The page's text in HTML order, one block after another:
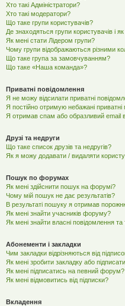
Хто такі Адміністратори?
Хто такі модератори?
Що таке групи користувачів?
Де знаходяться групи користувачів і
Як мені стати Лідером групи?
Чому групи відображаються різними
Що таке група за замовчуванням?
Що таке «Наша команда»?
Приватні повідомлення
Я не можу відсилати приватні
Я постійно отримую небажані приватні
Я отримав спам або образливий email
Друзі та недруги
Що таке список друзів та недругів?
Як я можу додавати / видаляти
Пошук по форумах
Як мені здійснити пошук на форумі?
Чому мій пошук не дає результатів?
В результаті пошуку я отримав
Як мені знайти учасників форуму?
Як мені знайти власні повідомлення
Абонементи і закладки
Чим закладки відрізняються від
Як мені зробити закладку або
Як мені підписатись на певний форум?
Як мені відмовитись від підписки?
Вкладення